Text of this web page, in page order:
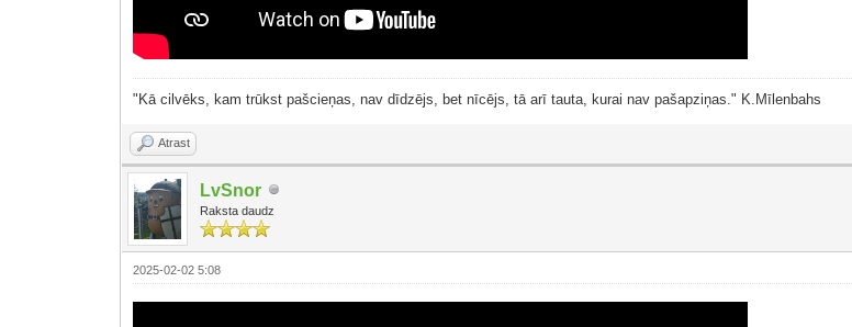
"Kā cilvēks, kam trūkst pašcieņas, nav dīdzējs, bet nīcējs, tā arī tauta, kurai nav pašapziņas." K.Mīlenbahs
Atrast
LvSnor
Raksta daudz
2025-02-02 5:08